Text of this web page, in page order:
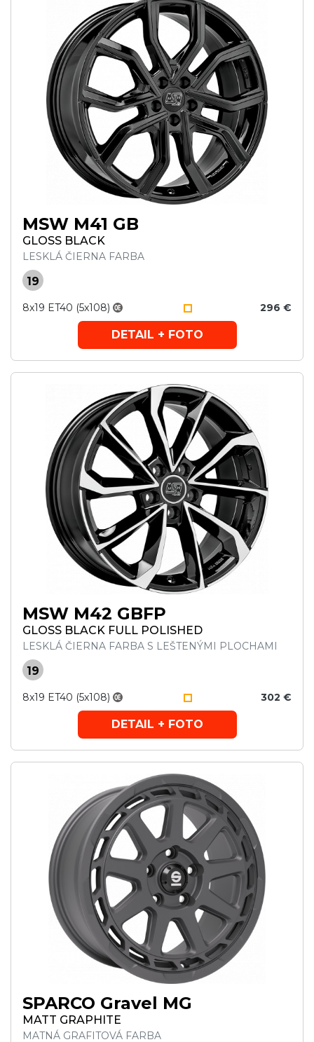
MSW M41 GB
GLOSS BLACK
LESKLÁ ČIERNA FARBA
19
8x19 ET40 (5x108) 296 €
DETAIL + FOTO
MSW M42 GBFP
GLOSS BLACK FULL POLISHED
LESKLÁ ČIERNA FARBA S LEŠTENÝMI PLOCHAMI
19
8x19 ET40 (5x108) 302 €
DETAIL + FOTO
SPARCO Gravel MG
MATT GRAPHITE
MATNÁ GRAFITOVÁ FARBA